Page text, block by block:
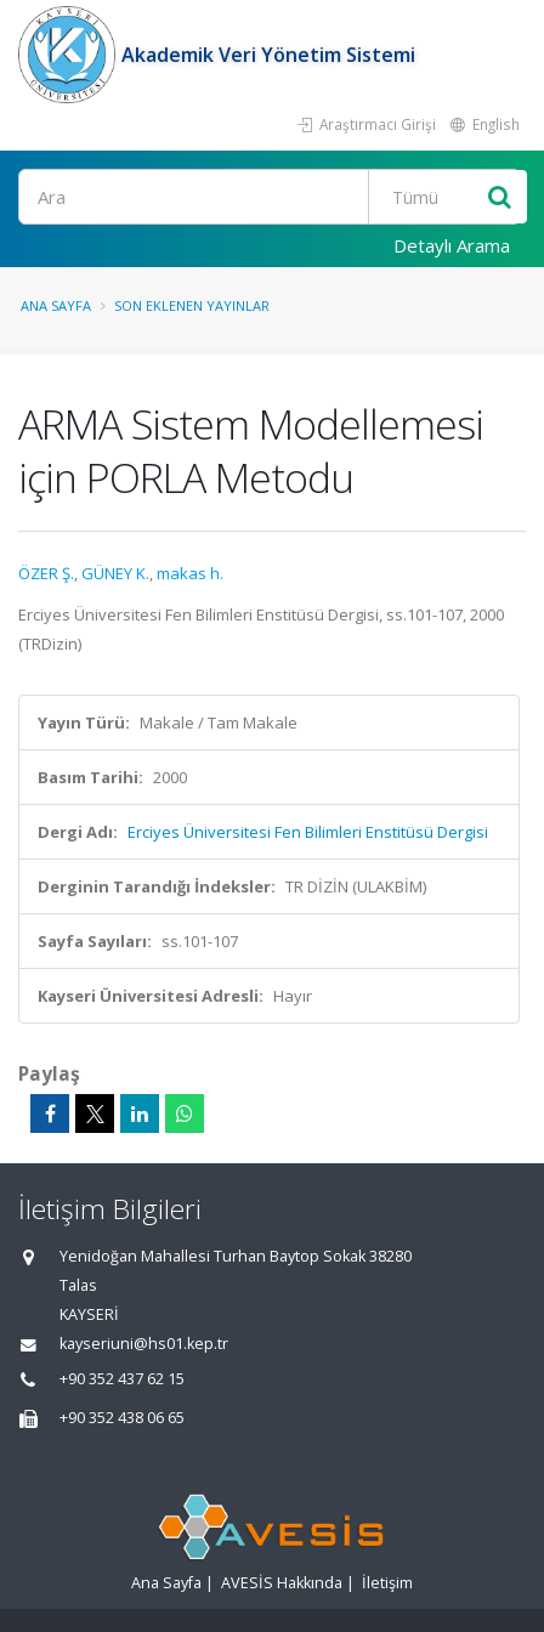
Akademik Veri Yönetim Sistemi
Araştırmacı Girişi English
Ara
Detaylı Arama
ANA SAYFA SON EKLENEN YAYINLAR
ARMA Sistem Modellemesi
için PORLA Metodu
ÖZER Ş.,GÜNEY K.,makas h.
Erciyes Üniversitesi Fen Bilimleri Enstitüsü Dergisi, ss.101-107, 2000
(TRDizin)
Yayın Türü: Makale / Tam Makale
Basım Tarihi: 2000
Dergi Adı: Erciyes Üniversitesi Fen Bilimleri Enstitüsü Dergisi
Derginin Tarandığı İndeksler: TR DİZİN (ULAKBİM)
Sayfa Sayıları: ss.101-107
Kayseri Üniversitesi Adresli: Hayır
Paylaş
İletişim Bilgileri
Yenidoğan Mahallesi Turhan Baytop Sokak 38280
Talas
KAYSERİ
kayseriuni@hs01.kep.tr
+90 352 437 62 15
+90 352 438 06 65
Ana Sayfa | AVESİS Hakkında | İletişim